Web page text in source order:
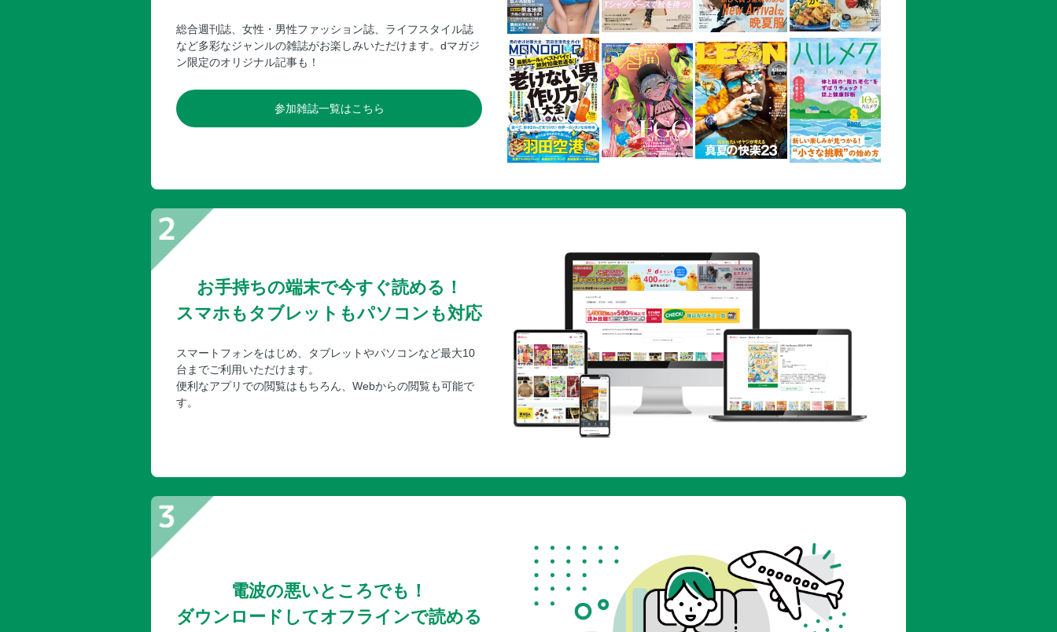
総合週刊誌、女性・男性ファッション誌、ライフスタイル誌
など多彩なジャンルの雑誌がお楽しみいただけます。dマガジ
ン限定のオリジナル記事も！
参加雑誌一覧はこちら
お手持ちの端末で今すぐ読める！
スマホもタブレットもパソコンも対応
スマートフォンをはじめ、タブレットやパソコンなど最大10
台までご利用いただけます。
便利なアプリでの閲覧はもちろん、Webからの閲覧も可能で
す。
電波の悪いところでも！
ダウンロードしてオフラインで読める